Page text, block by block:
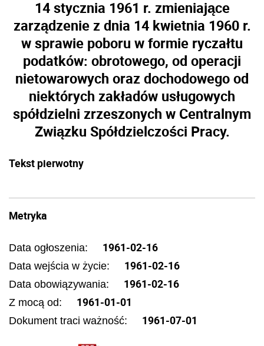
14 stycznia 1961 r. zmieniające
zarządzenie z dnia 14 kwietnia 1960 r.
w sprawie poboru w formie ryczałtu
podatków: obrotowego, od operacji
nietowarowych oraz dochodowego od
niektórych zakładów usługowych
spółdzielni zrzeszonych w Centralnym
Związku Spółdzielczości Pracy.
Tekst pierwotny
Metryka
Data ogłoszenia: 1961-02-16
Data wejścia w życie: 1961-02-16
Data obowiązywania: 1961-02-16
Z mocą od: 1961-01-01
Dokument traci ważność: 1961-07-01